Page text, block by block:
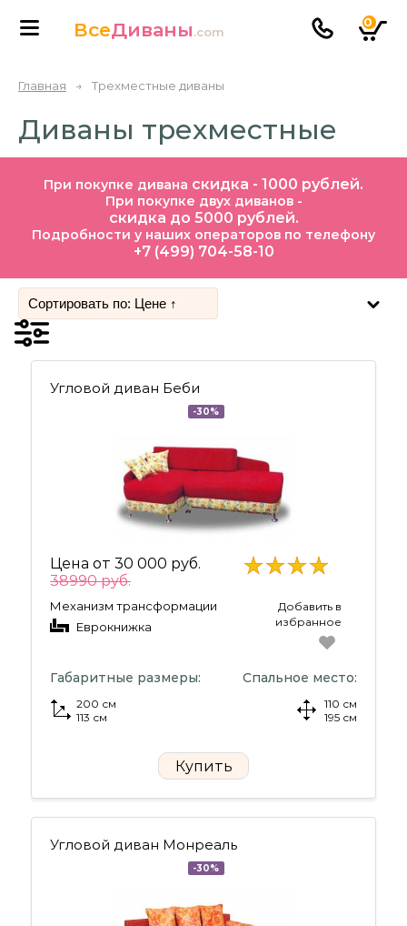
ВсеДиваны.com
0
Главная → Трехместные диваны
Диваны трехместные
При покупке дивана скидка - 1000 рублей.
При покупке двух диванов -
скидка до 5000 рублей.
Подробности у наших операторов по телефону
+7 (499) 704-58-10
Угловой диван Беби
-30%
Цена от 30 000 руб.
38990 руб.
Механизм трансформации
Еврокнижка
Добавить в
избранное
Габаритные размеры:
200 см
113 см
Спальное место:
110 см
195 см
Купить
Угловой диван Монреаль
-30%